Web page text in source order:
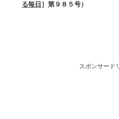
る毎日 ］第９８５号）
スポンサード